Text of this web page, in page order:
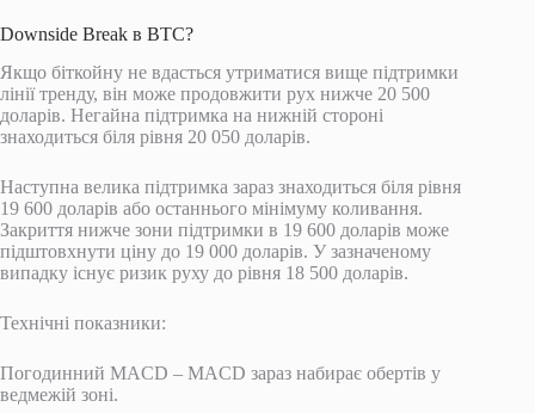
Downside Break в BTC?
Якщо біткойну не вдасться утриматися вище підтримки
лінії тренду, він може продовжити рух нижче 20 500
доларів. Негайна підтримка на нижній стороні
знаходиться біля рівня 20 050 доларів.
Наступна велика підтримка зараз знаходиться біля рівня
19 600 доларів або останнього мінімуму коливання.
Закриття нижче зони підтримки в 19 600 доларів може
підштовхнути ціну до 19 000 доларів. У зазначеному
випадку існує ризик руху до рівня 18 500 доларів.
Технічні показники:
Погодинний MACD – MACD зараз набирає обертів у
ведмежій зоні.